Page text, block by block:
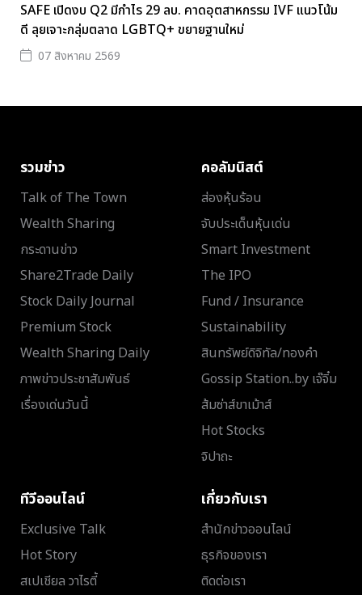
SAFE เปิดงบ Q2 มีกำไร 29 ลบ. คาดอุตสาหกรรม IVF แนวโน้ม
ดี ลุยเจาะกลุ่มตลาด LGBTQ+ ขยายฐานใหม่
07 สิงหาคม 2569
รวมข่าว
Talk of The Town
Wealth Sharing
กระดานข่าว
Share2Trade Daily
Stock Daily Journal
Premium Stock
Wealth Sharing Daily
ภาพข่าวประชาสัมพันธ์
เรื่องเด่นวันนี้
คอลัมนิสต์
ส่องหุ้นร้อน
จับประเด็นหุ้นเด่น
Smart Investment
The IPO
Fund / Insurance
Sustainability
สินทรัพย์ดิจิทัล/ทองคำ
Gossip Station..by เจ๊จิ๋ม
ส้มซ่าส์ขาเม้าส์
Hot Stocks
จิปาถะ
ทีวีออนไลน์
Exclusive Talk
Hot Story
สเปเชียล วาไรตี้
เกี่ยวกับเรา
สำนักข่าวออนไลน์
ธุรกิจของเรา
ติดต่อเรา